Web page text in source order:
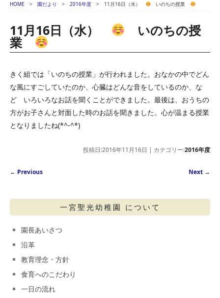
HOME 園だより 2016年度 11月16日（水） いのちの授業
11月16日（水） いのちの授
業
きく組では「いのちの授業」が行われました。おなかの中でどん
な風にすごしていたのか、心臓はどんな音をしているのか、な
ど いろいろなお話を聞くことができました。最後は、おうちの
方がお子さんと対面した時のお話を聞きました。心が温まる授業
となりましたね(*^-^*)
投稿日:2016年11月16日 | カテゴリー:2016年度
Post navigation
← Previous Next →
一宮聖光幼稚園 について
園長あいさつ
沿革
教育理念・方針
食育へのこだわり
一日の流れ